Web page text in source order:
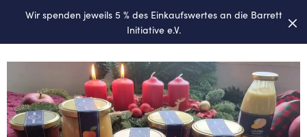
Wir spenden jeweils 5 % des Einkaufswertes an die Barrett
Initiative e.V.
0